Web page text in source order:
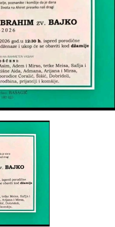
Keranović,
Comerc, ostala
komšije.
Share
(Selima) RASIM
HASAN